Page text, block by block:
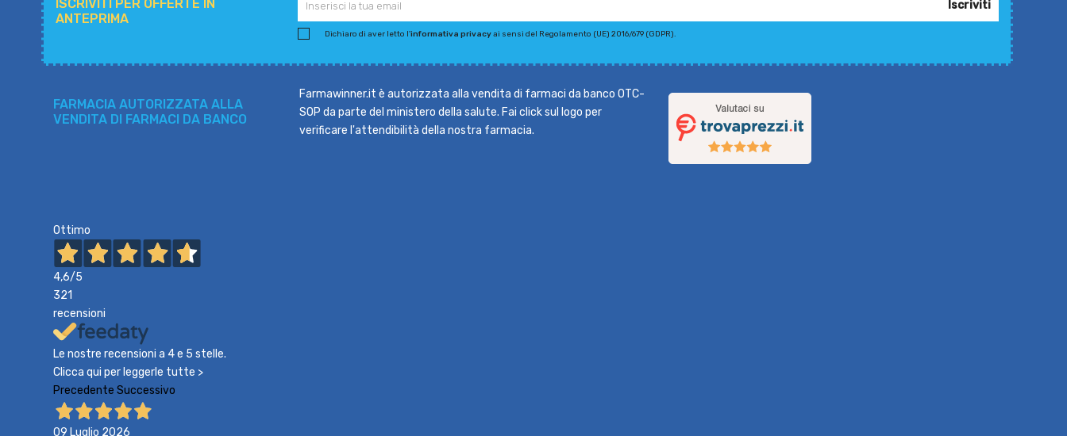
ISCRIVITI PER OFFERTE IN
ANTEPRIMA
Iscriviti
Dichiaro di aver letto l'informativa privacyai sensi del Regolamento (UE) 2016/679 (GDPR).
FARMACIA AUTORIZZATA ALLA
VENDITA DI FARMACI DA BANCO
Farmawinner.it è autorizzata alla vendita di farmaci da banco OTC-
SOP da parte del ministero della salute. Fai click sul logo per
verificare l'attendibilità della nostra farmacia.
Ottimo
4,6/5
321
recensioni
Le nostre recensioni a 4 e 5 stelle.
Clicca qui per leggerle tutte >
Precedente Successivo
09 Luglio 2026